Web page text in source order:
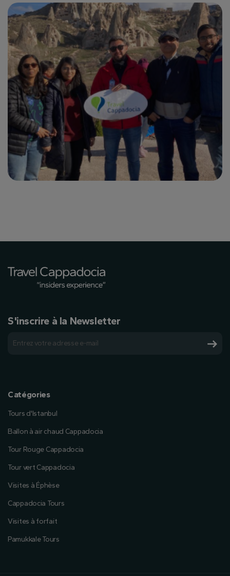
S'inscrire à la Newsletter
Catégories
Tours d'Istanbul
Ballon à air chaud Cappadocia
Tour Rouge Cappadocia
Tour vert Cappadocia
Visites à Éphèse
Cappadocia Tours
Visites à forfait
Pamukkale Tours